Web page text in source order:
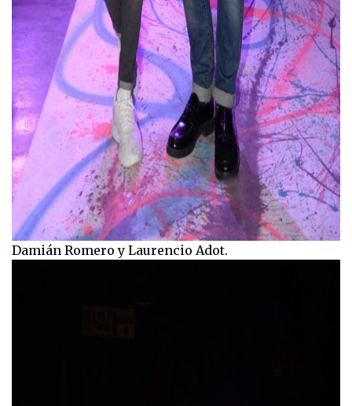
Damián Romero y Laurencio Adot.